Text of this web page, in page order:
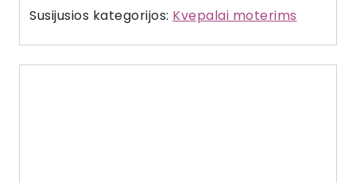
Susijusios kategorijos: Kvepalai moterims